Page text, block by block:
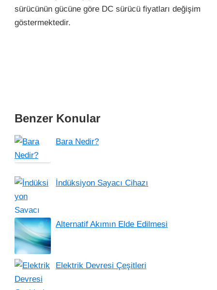
sürücünün gücüne göre DC sürücü fiyatları değişim
göstermektedir.
Benzer Konular
Bara Nedir?
İndüksiyon Sayacı Cihazı
Alternatif Akımın Elde Edilmesi
Elektrik Devresi Çeşitleri